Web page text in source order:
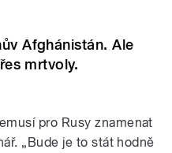
Afghánistán. Ale
mrtvoly.
pro Rusy znamenat
„Bude je to stát hodně